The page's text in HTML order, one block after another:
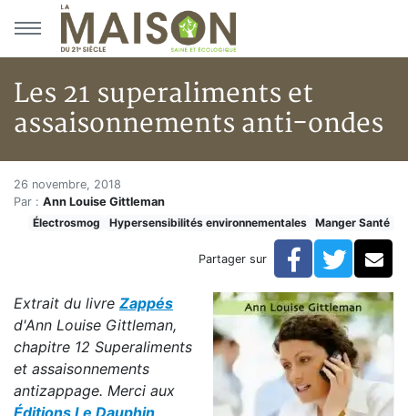
Aller au menu principal
Aller au contenu principal
Les 21 superaliments et
assaisonnements anti-ondes
Accueil
Articles
Hypersensibilités environnementales
Les 21 superaliments et assaisonnements anti-ondes
Les 21 superaliments et
26 novembre, 2018
Par : Ann Louise Gittleman
Électrosmog
Hypersensibilités environnementales Manger Santé
Partager sur Facebook
Extrait du livre Zappés
d'Ann Louise Gittleman,
chapitre 12 Superaliments
et assaisonnements
antizappage. Merci aux
Éditions Le Dauphin